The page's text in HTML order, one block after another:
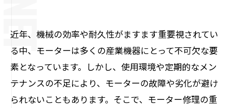
近年、機械の効率や耐久性がますます重要視されてい
る中、モーターは多くの産業機器にとって不可欠な要
素となっています。しかし、使用環境や定期的なメン
テナンスの不足により、モーターの故障や劣化が避け
られないこともあります。そこで、モーター修理の重